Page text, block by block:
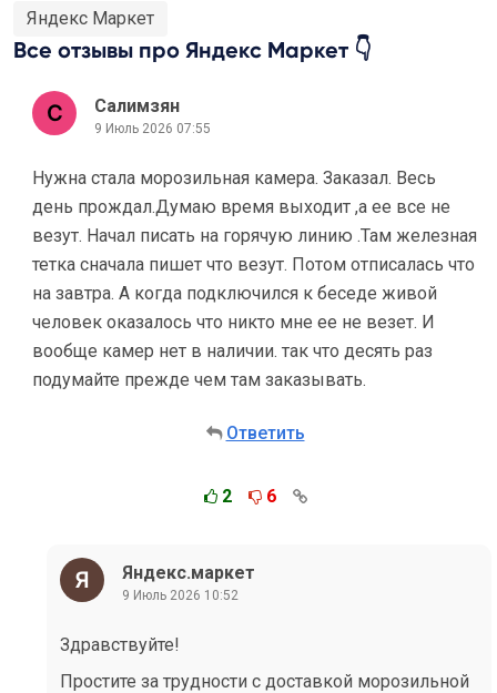
Яндекс Маркет
Все отзывы про Яндекс Маркет 👇
Салимзян
9 Июль 2026 07:55
Нужна стала морозильная камера. Заказал. Весь
день прождал.Думаю время выходит ,а ее все не
везут. Начал писать на горячую линию .Там железная
тетка сначала пишет что везут. Потом отписалась что
на завтра. А когда подключился к беседе живой
человек оказалось что никто мне ее не везет. И
вообще камер нет в наличии. так что десять раз
подумайте прежде чем там заказывать.
Ответить
2 6
Яндекс.маркет
9 Июль 2026 10:52
Здравствуйте!
Простите за трудности с доставкой морозильной